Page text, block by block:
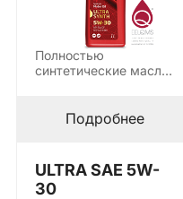
Полностью
синтетические масла
большинства
современных…
Подробнее
ULTRA SAE 5W-
30